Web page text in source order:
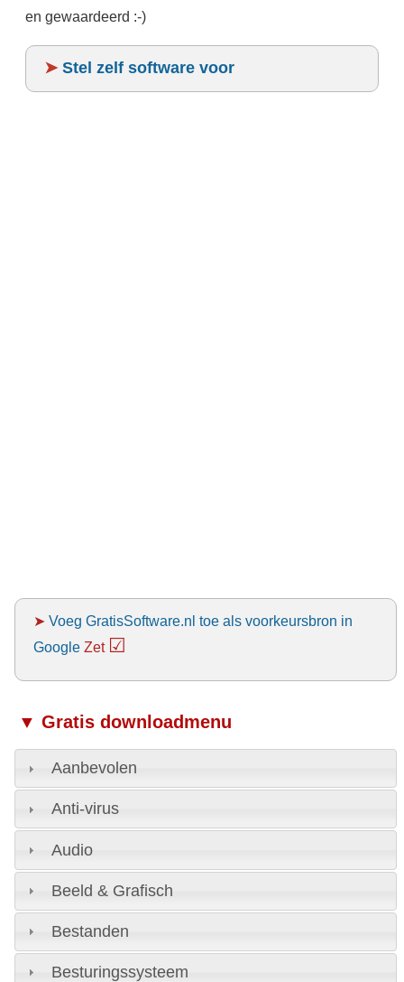
en gewaardeerd :-)
➤ Stel zelf software voor
➤ Voeg GratisSoftware.nl toe als voorkeursbron in
Google Zet ☑
▼ Gratis downloadmenu
Aanbevolen
Anti-virus
Audio
Beeld & Grafisch
Bestanden
Besturingssysteem